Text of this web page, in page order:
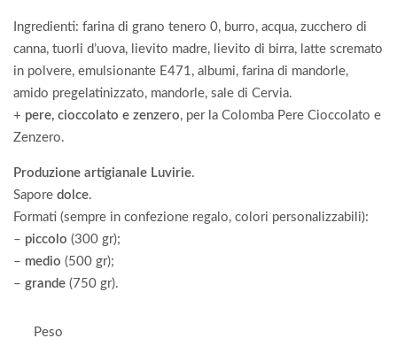
Ingredienti: farina di grano tenero 0, burro, acqua, zucchero di
canna, tuorli d’uova, lievito madre, lievito di birra, latte scremato
in polvere, emulsionante E471, albumi, farina di mandorle,
amido pregelatinizzato, mandorle, sale di Cervia.
+ pere, cioccolato e zenzero, per la Colomba Pere Cioccolato e
Zenzero.
Produzione artigianale Luvirie.
Sapore dolce.
Formati (sempre in confezione regalo, colori personalizzabili):
– piccolo (300 gr);
– medio (500 gr);
– grande (750 gr).
Peso